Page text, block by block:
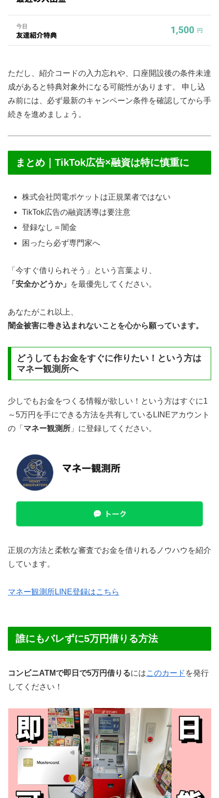
ただし、紹介コードの入力忘れや、口座開設後の条件未達
成があると特典対象外になる可能性があります。 申し込
み前には、必ず最新のキャンペーン条件を確認してから手
続きを進めましょう。
まとめ｜TikTok広告×融資は特に慎重に
株式会社閃電ポケットは正規業者ではない
TikTok広告の融資誘導は要注意
登録なし＝闇金
困ったら必ず専門家へ
「今すぐ借りられそう」という言葉より、
「安全かどうか」
を最優先してください。
あなたがこれ以上、
闇金被害に巻き込まれないことを心から願っています。
どうしてもお金をすぐに作りたい！という方は
マネー観測所へ
少しでもお金をつくる情報が欲しい！という方はすぐに1
～5万円を手にできる方法を共有しているLINEアカウント
の「 マネー観測所 」に登録してください。
正規の方法と柔軟な審査でお金を借りれるノウハウを紹介
しています。
マネー観測所LINE登録はこちら
誰にもバレずに5万円借りる方法
コンビニATMで即日で5万円借りるにはこのカード を発行
してください！